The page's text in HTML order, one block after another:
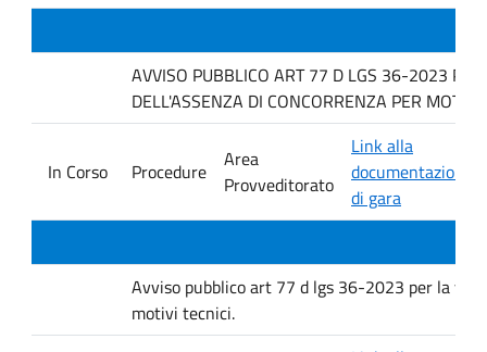
AVVISO PUBBLICO ART 77 D LGS 36-2023 PER
DELL'ASSENZA DI CONCORRENZA PER MOTIVI
In Corso Procedure
Area
Provveditorato
Link alla
documentazione
di gara
Avviso pubblico art 77 d lgs 36-2023 per la
motivi tecnici.